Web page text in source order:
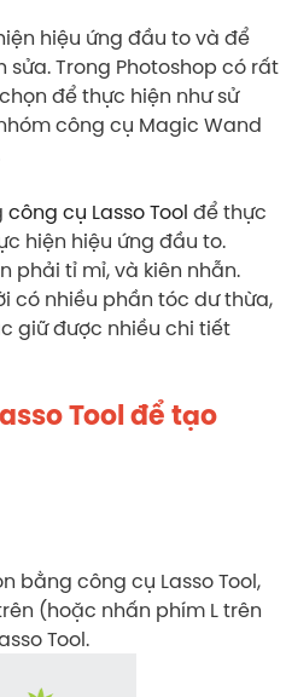
hiệu ứng đầu to và để
Trong Photoshop có rất
để thực hiện như sử
công cụ Magic Wand
công cụ Lasso Tool để thực
hiện hiệu ứng đầu to.
phải tỉ mỉ, và kiên nhẫn.
có nhiều phần tóc dư thừa,
giữ được nhiều chi tiết
Tool để tạo
bằng công cụ Lasso Tool,
(hoặc nhấn phím L trên
Tool.